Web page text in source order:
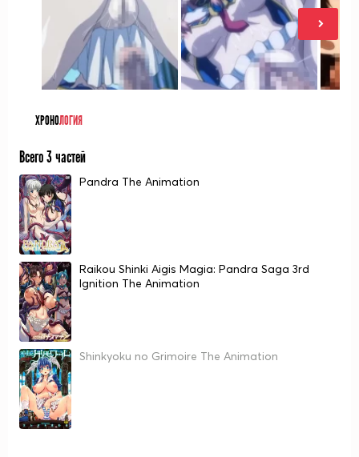
ХРОНОЛОГИЯ
Всего 3 частей
Pandra The Animation
Raikou Shinki Aigis Magia: Pandra Saga 3rd
Ignition The Animation
Shinkyoku no Grimoire The Animation